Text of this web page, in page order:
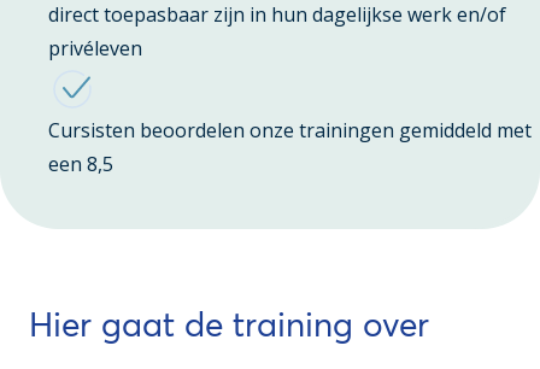
direct toepasbaar zijn in hun dagelijkse werk en/of
privéleven
Cursisten beoordelen onze trainingen gemiddeld met
een 8,5
Hier gaat de training over